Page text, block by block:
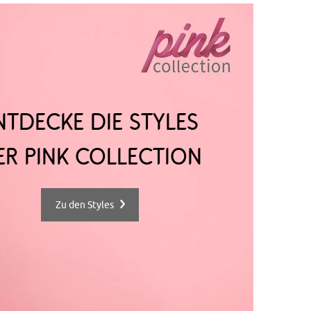
die Styles
Pink Collection
Zu den Styles